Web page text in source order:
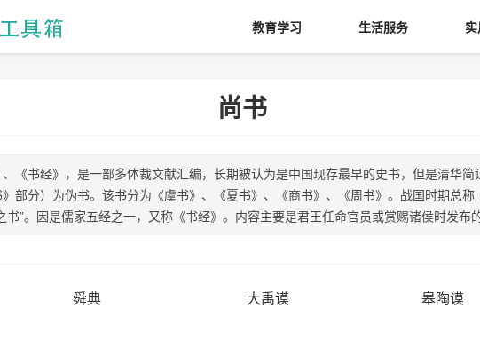
教育学习 生活服务
尚书
、《书经》，是一部多体裁文献汇编，长期被认为是中国现存最早的史书，但是清华简
部分）为伪书。该书分为《虞书》、《夏书》、《商书》、《周书》。战国时期总称
书”。因是儒家五经之一，又称《书经》。内容主要是君王任命官员或赏赐诸侯时发布
舜典 大禹谟
皋陶谟